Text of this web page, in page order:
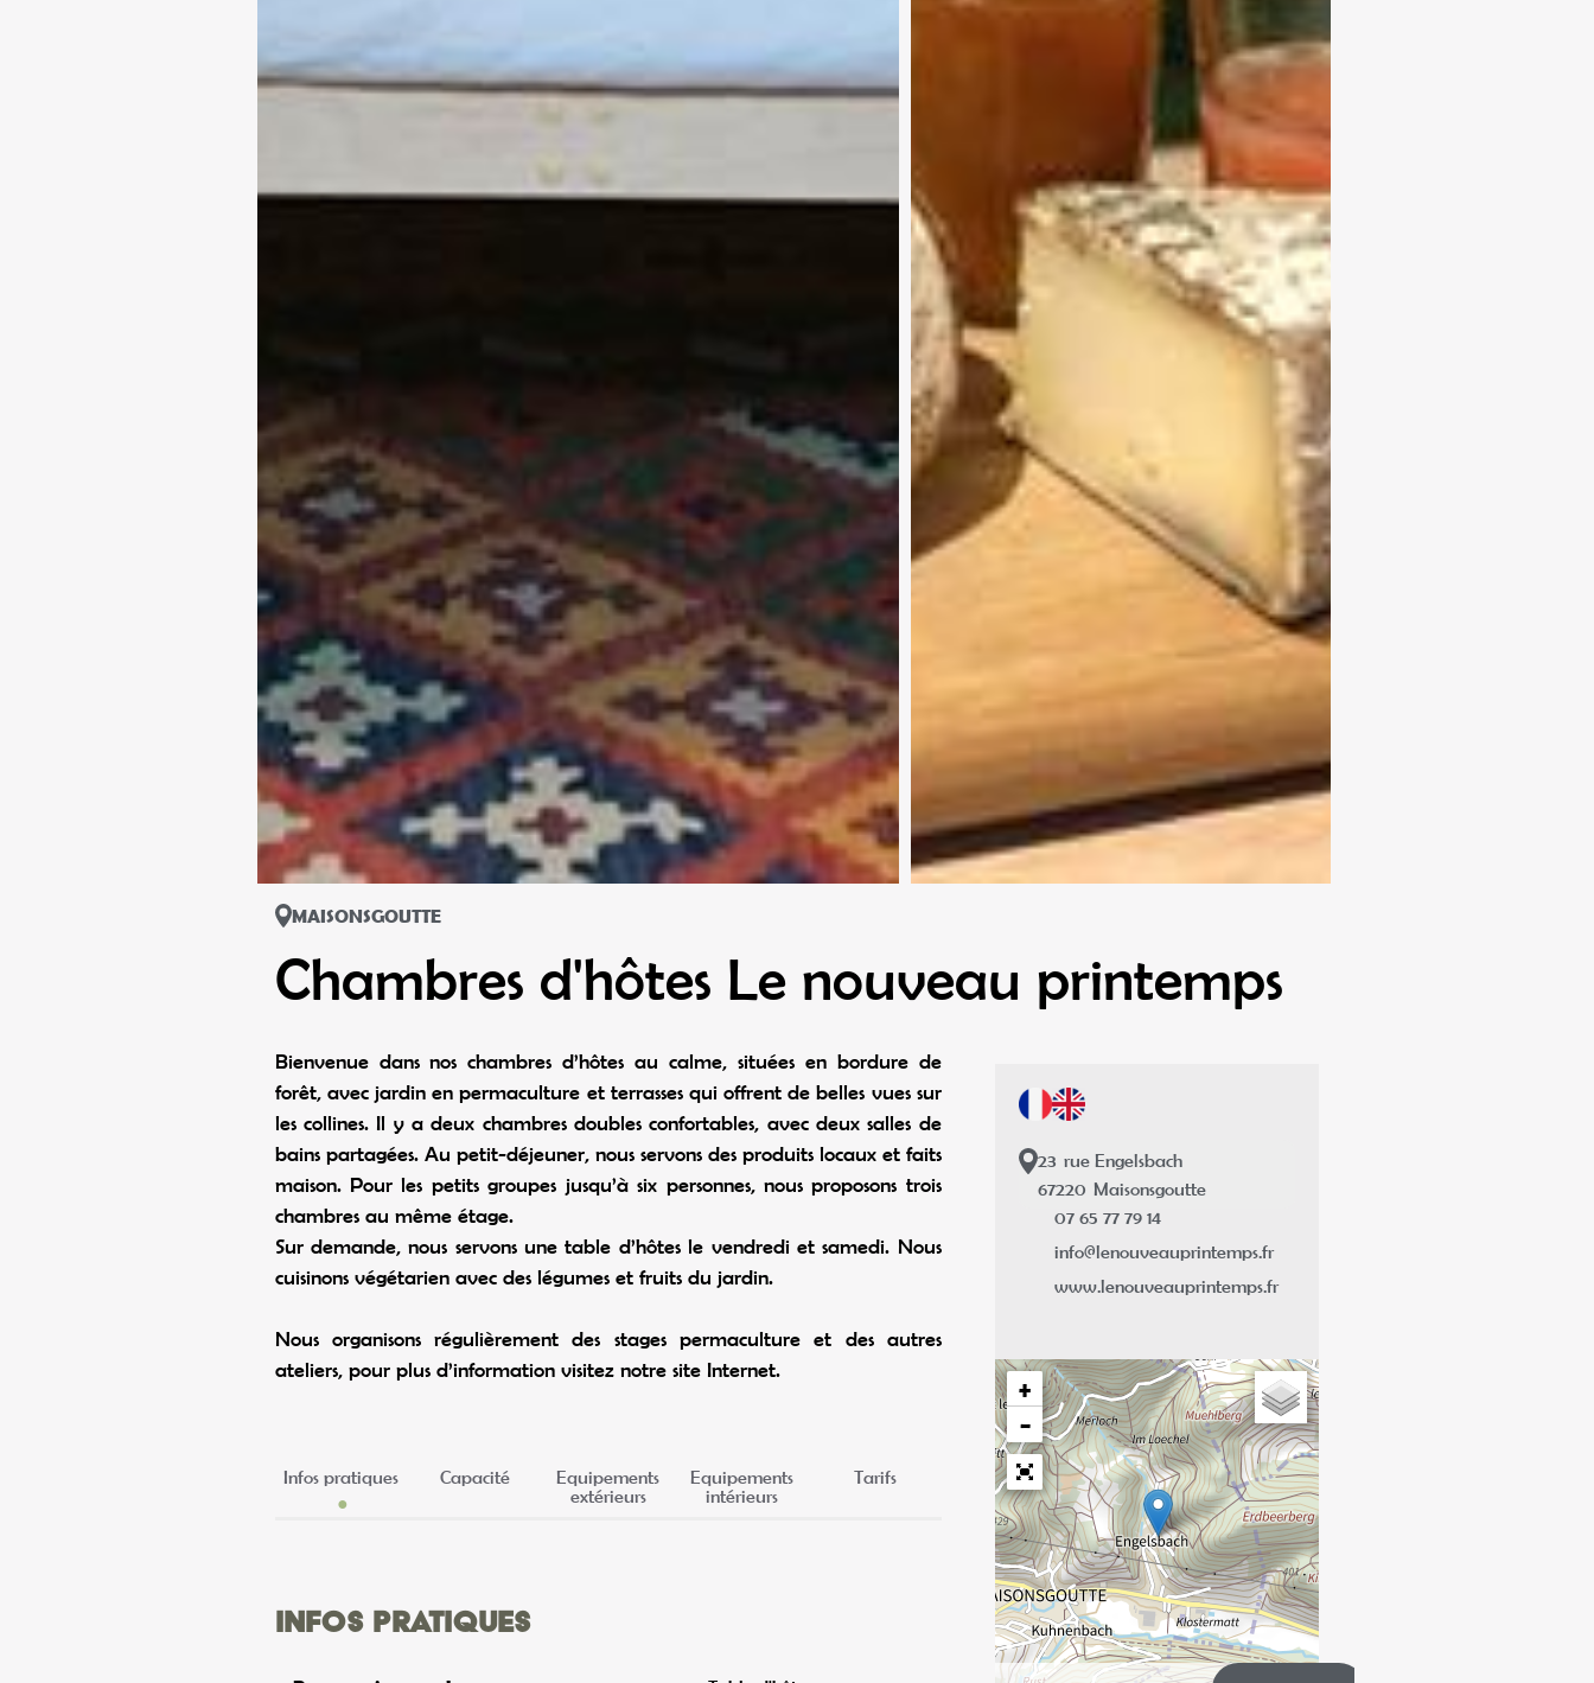
MAISONSGOUTTE
Chambres d'hôtes Le nouveau printemps
Bienvenue dans nos chambres d’hôtes au calme, situées en bordure de
forêt, avec jardin en permaculture et terrasses qui offrent de belles vues sur
les collines. Il y a deux chambres doubles confortables, avec deux salles de
bains partagées. Au petit-déjeuner, nous servons des produits locaux et faits
maison. Pour les petits groupes jusqu’à six personnes, nous proposons trois
chambres au même étage.
Sur demande, nous servons une table d’hôtes le vendredi et samedi. Nous
cuisinons végétarien avec des légumes et fruits du jardin.
Nous organisons régulièrement des stages permaculture et des autres
ateliers, pour plus d’information visitez notre site Internet.
Infos pratiques Capacité
Equipements
extérieurs
Equipements
intérieurs
Tarifs
Infos pratiques
23 rue Engelsbach
67220 Maisonsgoutte
07 65 77 79 14
info@lenouveauprintemps.fr
www.lenouveauprintemps.fr
+
−